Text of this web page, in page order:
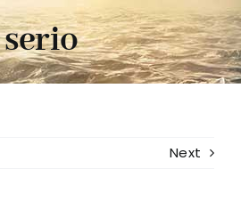
serio
Next